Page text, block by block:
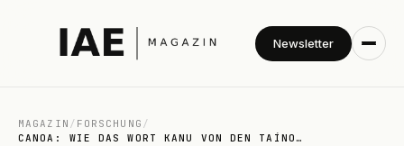
Newsletter
MAGAZIN / FORSCHUNG /
CANOA: WIE DAS WORT KANU VON DEN TAÍNO…